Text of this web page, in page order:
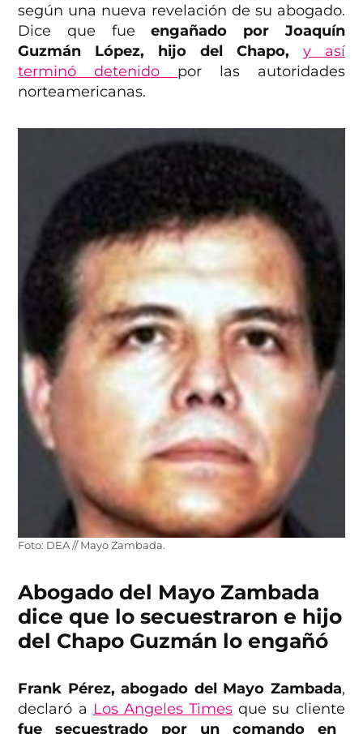
según una nueva revelación de su abogado.
Dice que fueengañado por Joaquín
Guzmán López, hijo del Chapo, y así
terminó detenido por las autoridades
norteamericanas.
Foto: DEA // Mayo Zambada.
Abogado del Mayo Zambada
dice que lo secuestraron e hijo
del Chapo Guzmán lo engañó
Frank Pérez, abogado del Mayo Zambada,
declaró a Los Angeles Times que su cliente
fue secuestrado por un comando en